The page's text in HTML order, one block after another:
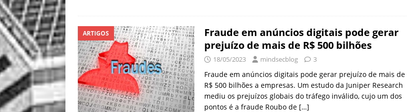
ARTIGOS
Fraude em anúncios digitais pode gerar
prejuízo de mais de R$ 500 bilhões
18/05/2023 mindsecblog 3
Fraude em anúncios digitais pode gerar prejuízo de mais de
R$ 500 bilhões a empresas. Um estudo da Juniper Research
mediu os prejuízos globais do tráfego inválido, cujo um dos
pontos é a fraude Roubo de […]